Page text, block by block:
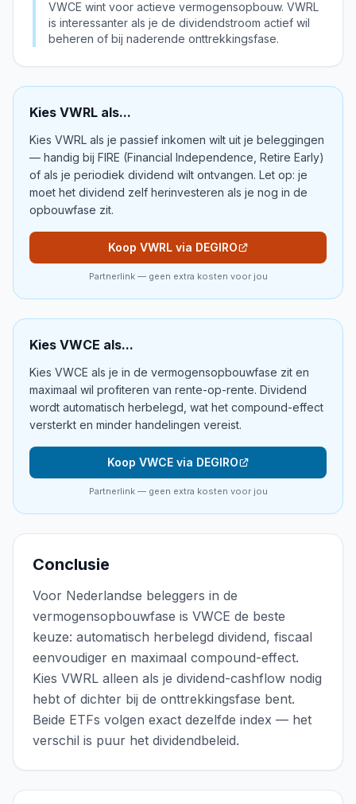
VWCE wint voor actieve vermogensopbouw. VWRL
is interessanter als je de dividendstroom actief wil
beheren of bij naderende onttrekkingsfase.
Kies VWRL als...
Kies VWRL als je passief inkomen wilt uit je beleggingen
— handig bij FIRE (Financial Independence, Retire Early)
of als je periodiek dividend wilt ontvangen. Let op: je
moet het dividend zelf herinvesteren als je nog in de
opbouwfase zit.
Koop VWRL via DEGIRO
Partnerlink — geen extra kosten voor jou
Kies VWCE als...
Kies VWCE als je in de vermogensopbouwfase zit en
maximaal wil profiteren van rente-op-rente. Dividend
wordt automatisch herbelegd, wat het compound-effect
versterkt en minder handelingen vereist.
Koop VWCE via DEGIRO
Partnerlink — geen extra kosten voor jou
Conclusie
Voor Nederlandse beleggers in de
vermogensopbouwfase is VWCE de beste
keuze: automatisch herbelegd dividend, fiscaal
eenvoudiger en maximaal compound-effect.
Kies VWRL alleen als je dividend-cashflow nodig
hebt of dichter bij de onttrekkingsfase bent.
Beide ETFs volgen exact dezelfde index — het
verschil is puur het dividendbeleid.